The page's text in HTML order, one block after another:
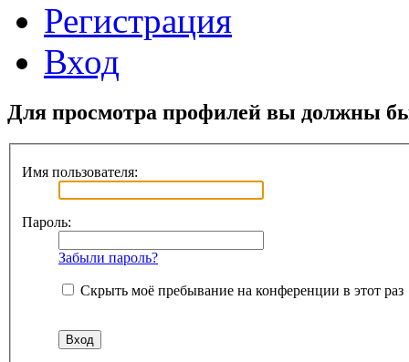
Регистрация
Вход
Для просмотра профилей вы должны
Имя пользователя:
Пароль:
Забыли пароль?
Скрыть моё пребывание на конференции в этот раз